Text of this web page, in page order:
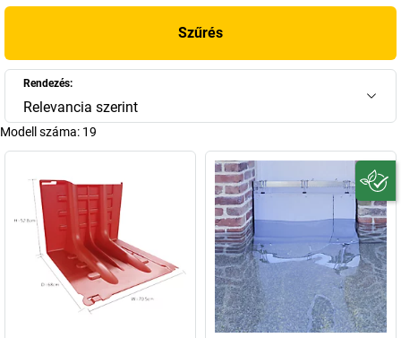
Szűrés
Rendezés:
Relevancia szerint
Modell száma: 19